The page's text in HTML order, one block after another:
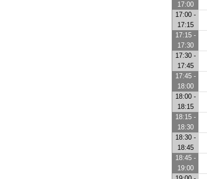
17:00
17:00 -
17:15
17:15 -
17:30
17:30 -
17:45
17:45 -
18:00
18:00 -
18:15
18:15 -
18:30
18:30 -
18:45
18:45 -
19:00